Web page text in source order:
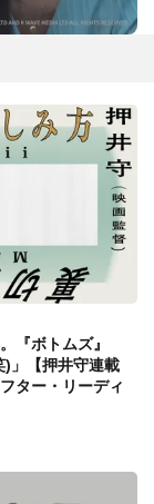
『ボトムズ』
)」【押井守連載
ター・リーディ